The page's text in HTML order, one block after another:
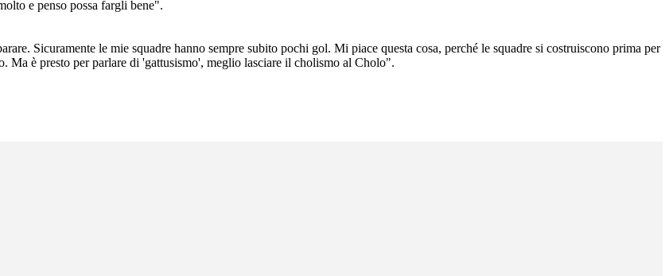
e penso possa fargli bene".
Sicuramente le mie squadre hanno sempre subito pochi gol. Mi piace questa cosa, perché le squadre si costruiscono prima per
Ma è presto per parlare di 'gattusismo', meglio lasciare il cholismo al Cholo".